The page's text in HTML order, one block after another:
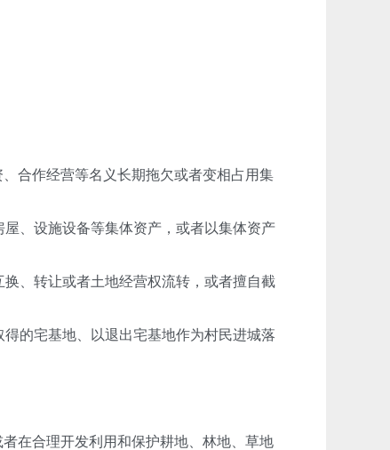
合作经营等名义长期拖欠或者变相占用集
、设施设备等集体资产，或者以集体资产
、转让或者土地经营权流转，或者擅自截
的宅基地、以退出宅基地作为村民进城落
在合理开发利用和保护耕地、林地、草地